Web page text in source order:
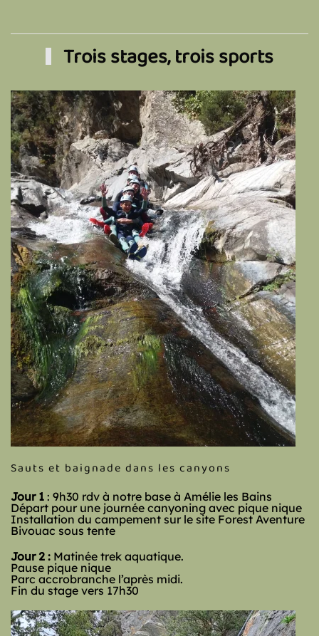
Trois stages, trois sports
Sauts et baignade dans les canyons
Jour 1 : 9h30 rdv à notre base à Amélie les Bains
Départ pour une journée canyoning avec pique nique
Installation du campement sur le site Forest Aventure
Bivouac sous tente
Jour 2 : Matinée trek aquatique.
Pause pique nique
Parc accrobranche l’après midi.
Fin du stage vers 17h30